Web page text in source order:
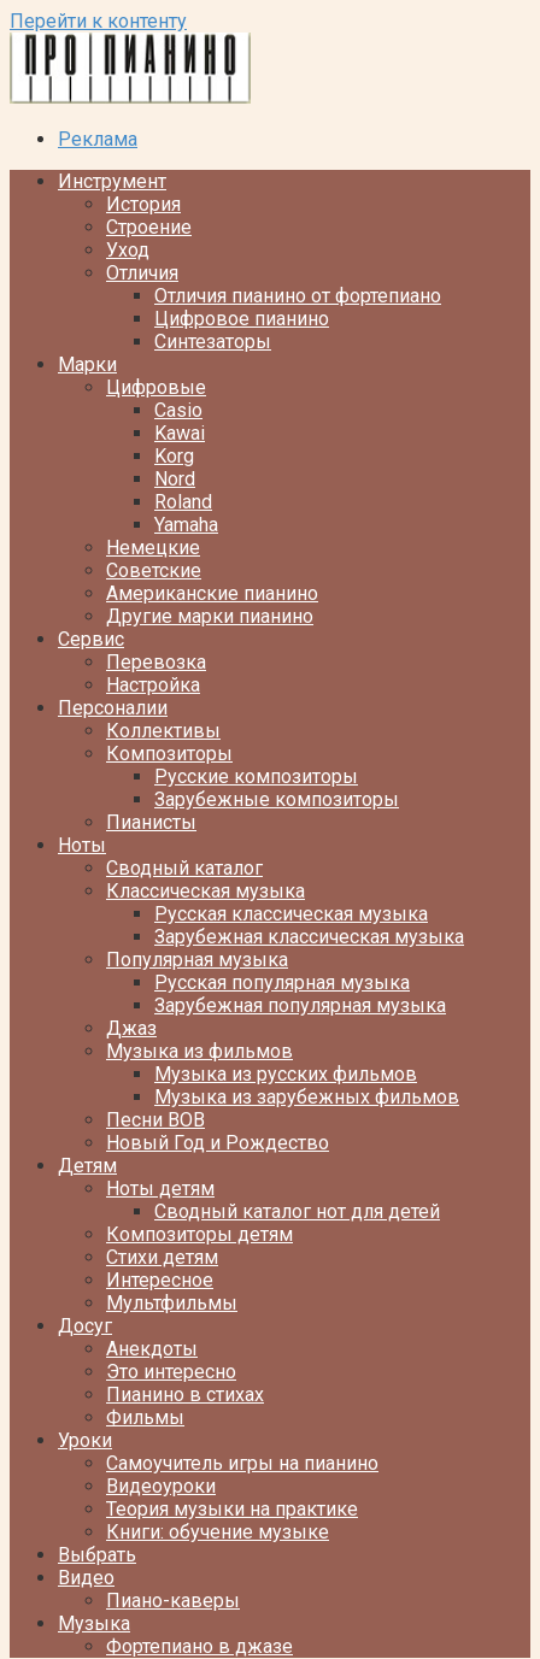
Перейти к контенту
Реклама
Инструмент
История
Строение
Уход
Отличия
Отличия пианино от фортепиано
Цифровое пианино
Синтезаторы
Марки
Цифровые
Casio
Kawai
Korg
Nord
Roland
Yamaha
Немецкие
Советские
Американские пианино
Другие марки пианино
Сервис
Перевозка
Настройка
Персоналии
Коллективы
Композиторы
Русские композиторы
Зарубежные композиторы
Пианисты
Ноты
Сводный каталог
Классическая музыка
Русская классическая музыка
Зарубежная классическая музыка
Популярная музыка
Русская популярная музыка
Зарубежная популярная музыка
Джаз
Музыка из фильмов
Музыка из русских фильмов
Музыка из зарубежных фильмов
Песни ВОВ
Новый Год и Рождество
Детям
Ноты детям
Сводный каталог нот для детей
Композиторы детям
Стихи детям
Интересное
Мультфильмы
Досуг
Анекдоты
Это интересно
Пианино в стихах
Фильмы
Уроки
Самоучитель игры на пианино
Видеоуроки
Теория музыки на практике
Книги: обучение музыке
Выбрать
Видео
Пиано-каверы
Музыка
Фортепиано в джазе